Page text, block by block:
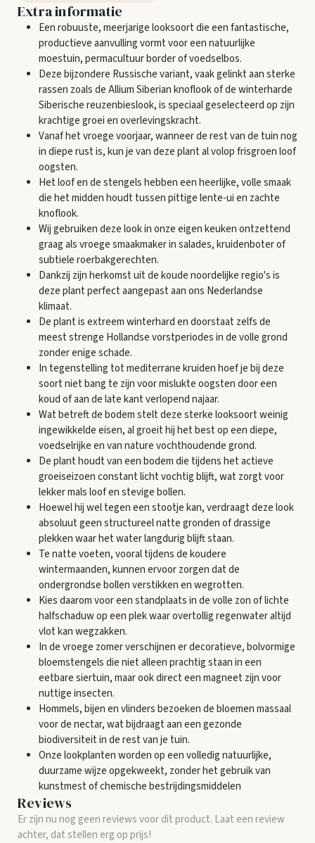
Extra informatie
Een robuuste, meerjarige looksoort die een fantastische,
productieve aanvulling vormt voor een natuurlijke
moestuin, permacultuur border of voedselbos.
Deze bijzondere Russische variant, vaak gelinkt aan sterke
rassen zoals de Allium Siberian knoflook of de winterharde
Siberische reuzenbieslook, is speciaal geselecteerd op zijn
krachtige groei en overlevingskracht.
Vanaf het vroege voorjaar, wanneer de rest van de tuin nog
in diepe rust is, kun je van deze plant al volop frisgroen loof
oogsten.
Het loof en de stengels hebben een heerlijke, volle smaak
die het midden houdt tussen pittige lente-ui en zachte
knoflook.
Wij gebruiken deze look in onze eigen keuken ontzettend
graag als vroege smaakmaker in salades, kruidenboter of
subtiele roerbakgerechten.
Dankzij zijn herkomst uit de koude noordelijke regio's is
deze plant perfect aangepast aan ons Nederlandse
klimaat.
De plant is extreem winterhard en doorstaat zelfs de
meest strenge Hollandse vorstperiodes in de volle grond
zonder enige schade.
In tegenstelling tot mediterrane kruiden hoef je bij deze
soort niet bang te zijn voor mislukte oogsten door een
koud of aan de late kant verlopend najaar.
Wat betreft de bodem stelt deze sterke looksoort weinig
ingewikkelde eisen, al groeit hij het best op een diepe,
voedselrijke en van nature vochthoudende grond.
De plant houdt van een bodem die tijdens het actieve
groeiseizoen constant licht vochtig blijft, wat zorgt voor
lekker mals loof en stevige bollen.
Hoewel hij wel tegen een stootje kan, verdraagt deze look
absoluut geen structureel natte gronden of drassige
plekken waar het water langdurig blijft staan.
Te natte voeten, vooral tijdens de koudere
wintermaanden, kunnen ervoor zorgen dat de
ondergrondse bollen verstikken en wegrotten.
Kies daarom voor een standplaats in de volle zon of lichte
halfschaduw op een plek waar overtollig regenwater altijd
vlot kan wegzakken.
In de vroege zomer verschijnen er decoratieve, bolvormige
bloemstengels die niet alleen prachtig staan in een
eetbare siertuin, maar ook direct een magneet zijn voor
nuttige insecten.
Hommels, bijen en vlinders bezoeken de bloemen massaal
voor de nectar, wat bijdraagt aan een gezonde
biodiversiteit in de rest van je tuin.
Onze lookplanten worden op een volledig natuurlijke,
duurzame wijze opgekweekt, zonder het gebruik van
kunstmest of chemische bestrijdingsmiddelen
Reviews
Er zijn nu nog geen reviews voor dit product. Laat een review
achter, dat stellen erg op prijs!